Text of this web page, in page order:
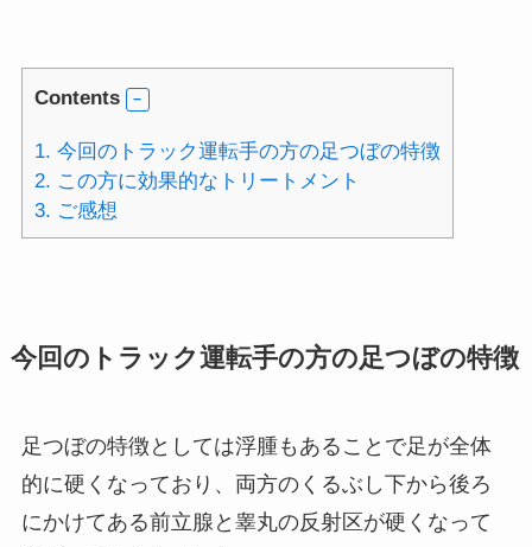
Contents
1. 今回のトラック運転手の方の足つぼの特徴
2. この方に効果的なトリートメント
3. ご感想
今回のトラック運転手の方の足つぼの特徴
足つぼの特徴としては浮腫もあることで足が全体
的に硬くなっており、両方のくるぶし下から後ろ
にかけてある前立腺と睾丸の反射区が硬くなって